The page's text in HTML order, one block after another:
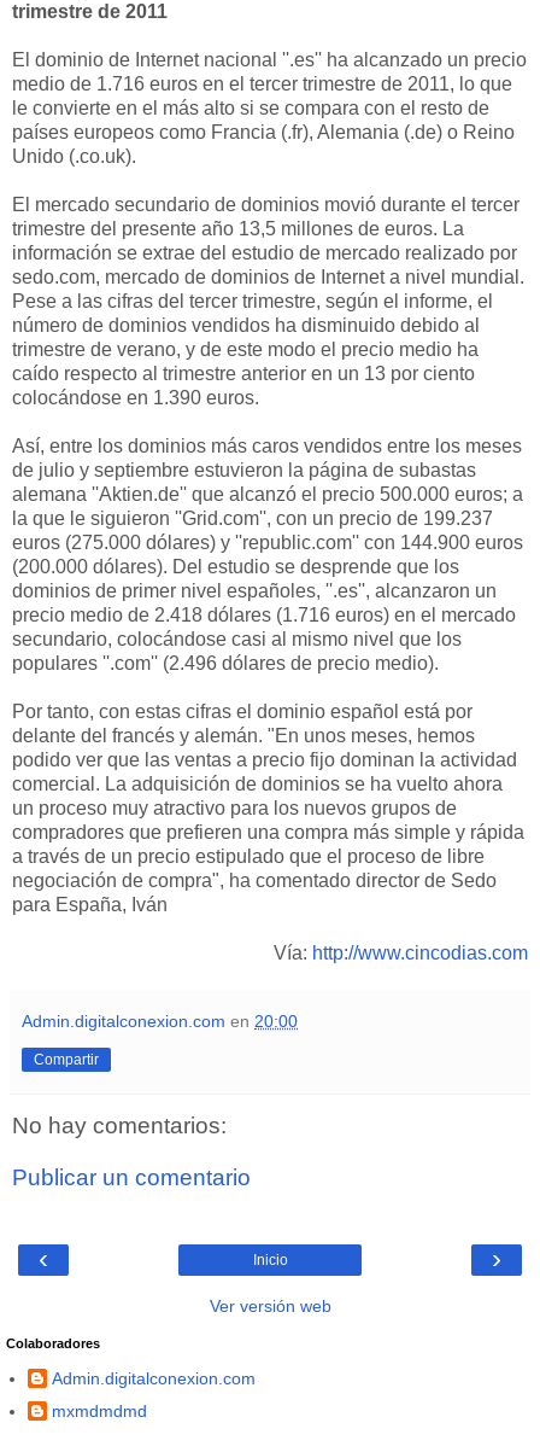
trimestre de 2011
El dominio de Internet nacional ''.es'' ha alcanzado un precio
medio de 1.716 euros en el tercer trimestre de 2011, lo que
le convierte en el más alto si se compara con el resto de
países europeos como Francia (.fr), Alemania (.de) o Reino
Unido (.co.uk).
El mercado secundario de dominios movió durante el tercer
trimestre del presente año 13,5 millones de euros. La
información se extrae del estudio de mercado realizado por
sedo.com, mercado de dominios de Internet a nivel mundial.
Pese a las cifras del tercer trimestre, según el informe, el
número de dominios vendidos ha disminuido debido al
trimestre de verano, y de este modo el precio medio ha
caído respecto al trimestre anterior en un 13 por ciento
colocándose en 1.390 euros.
Así, entre los dominios más caros vendidos entre los meses
de julio y septiembre estuvieron la página de subastas
alemana ''Aktien.de'' que alcanzó el precio 500.000 euros; a
la que le siguieron ''Grid.com'', con un precio de 199.237
euros (275.000 dólares) y ''republic.com'' con 144.900 euros
(200.000 dólares). Del estudio se desprende que los
dominios de primer nivel españoles, ''.es'', alcanzaron un
precio medio de 2.418 dólares (1.716 euros) en el mercado
secundario, colocándose casi al mismo nivel que los
populares ''.com'' (2.496 dólares de precio medio).
Por tanto, con estas cifras el dominio español está por
delante del francés y alemán. "En unos meses, hemos
podido ver que las ventas a precio fijo dominan la actividad
comercial. La adquisición de dominios se ha vuelto ahora
un proceso muy atractivo para los nuevos grupos de
compradores que prefieren una compra más simple y rápida
a través de un precio estipulado que el proceso de libre
negociación de compra", ha comentado director de Sedo
para España, Iván
Vía: http://www.cincodias.com
Admin.digitalconexion.com en 20:00
Compartir
No hay comentarios:
Publicar un comentario
‹ ›
Inicio
Ver versión web
Colaboradores
Admin.digitalconexion.com
mxmdmdmd